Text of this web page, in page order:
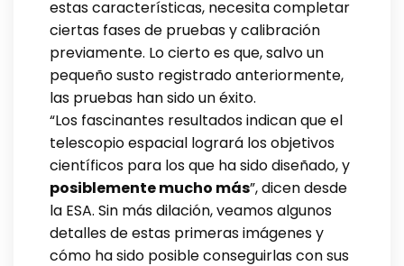
estas características, necesita completar
ciertas fases de pruebas y calibración
previamente. Lo cierto es que, salvo un
pequeño susto registrado anteriormente,
las pruebas han sido un éxito.
“Los fascinantes resultados indican que el
telescopio espacial logrará los objetivos
científicos para los que ha sido diseñado, y
posiblemente mucho más”, dicen desde
la ESA. Sin más dilación, veamos algunos
detalles de estas primeras imágenes y
cómo ha sido posible conseguirlas con sus